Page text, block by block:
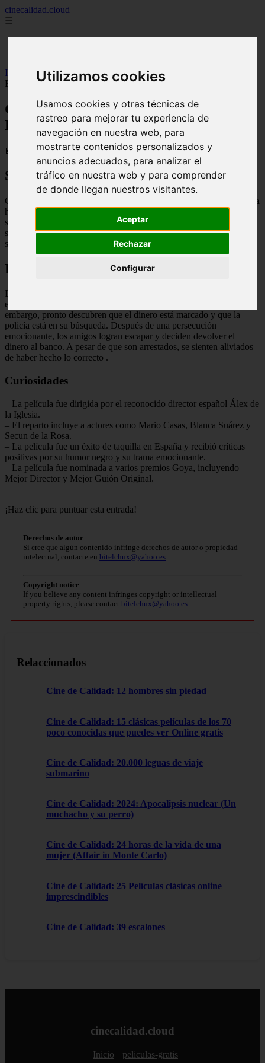
Utilizamos cookies
Usamos cookies y otras técnicas de
rastreo para mejorar tu experiencia de
navegación en nuestra web, para
mostrarte contenidos personalizados y
anuncios adecuados, para analizar el
tráfico en nuestra web y para comprender
de donde llegan nuestros visitantes.
Aceptar
Rechazar
Configurar
cinecalidad.cloud
☰
Inicio finalexplicadolat >Gente de mala calidad (2026) ᐉ Final
Explicado
Gente de mala calidad (2026) ᐉ Final
Explicado
📅 13/02/2026
Sinopsis
Gente de mala calidad es una película de comedia negra que sigue la
historia de un grupo de amigos que deciden robar un banco para
solucionar sus problemas financieros. Sin embargo, las cosas no
salen como esperaban y terminan enredados en una serie de
situaciones peligrosas y cómicas.
Final Explicado
Después de una serie de giros inesperados, los amigos logran
escapar con el dinero del banco y deciden dividirlo entre ellos. Sin
embargo, pronto descubren que el dinero está marcado y que la
policía está en su búsqueda. Después de una persecución
emocionante, los amigos logran escapar y deciden devolver el
dinero al banco. A pesar de que son arrestados, se sienten aliviados
de haber hecho lo correcto .
Curiosidades
– La película fue dirigida por el reconocido director español Álex de
la Iglesia.
– El reparto incluye a actores como Mario Casas, Blanca Suárez y
Secun de la Rosa.
– La película fue un éxito de taquilla en España y recibió críticas
positivas por su humor negro y su trama emocionante.
– La película fue nominada a varios premios Goya, incluyendo
Mejor Director y Mejor Guión Original.
¡Haz clic para puntuar esta entrada!
Derechos de autor
Si cree que algún contenido infringe derechos de autor o propiedad
intelectual, contacte en bitelchux@yahoo.es
Copyright notice
If you believe any content infringes copyright or intellectual
property rights, please contact bitelchux@yahoo.es
Relaccionados
Cine de Calidad: 12 hombres sin piedad
Cine de Calidad: 15 clásicas películas de los 70
poco conocidas que puedes ver Online gratis
Cine de Calidad: 20.000 leguas de viaje
submarino
Cine de Calidad: 2024: Apocalipsis nuclear (Un
muchacho y su perro)
Cine de Calidad: 24 horas de la vida de una
mujer (Affair in Monte Carlo)
Cine de Calidad: 25 Películas clásicas online
imprescindibles
Cine de Calidad: 39 escalones
cinecalidad.cloud
Inicio peliculas-gratis